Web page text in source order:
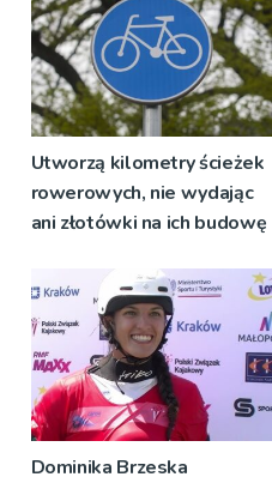
Utworzą kilometry ścieżek
rowerowych, nie wydając
ani złotówki na ich budowę
Dominika Brzeska